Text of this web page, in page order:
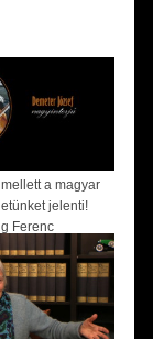
a magyar
jelenti!
Ferenc
Józseffel)